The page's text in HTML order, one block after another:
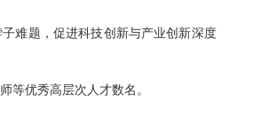
难题，促进科技创新与产业创新深度
等优秀高层次人才数名。